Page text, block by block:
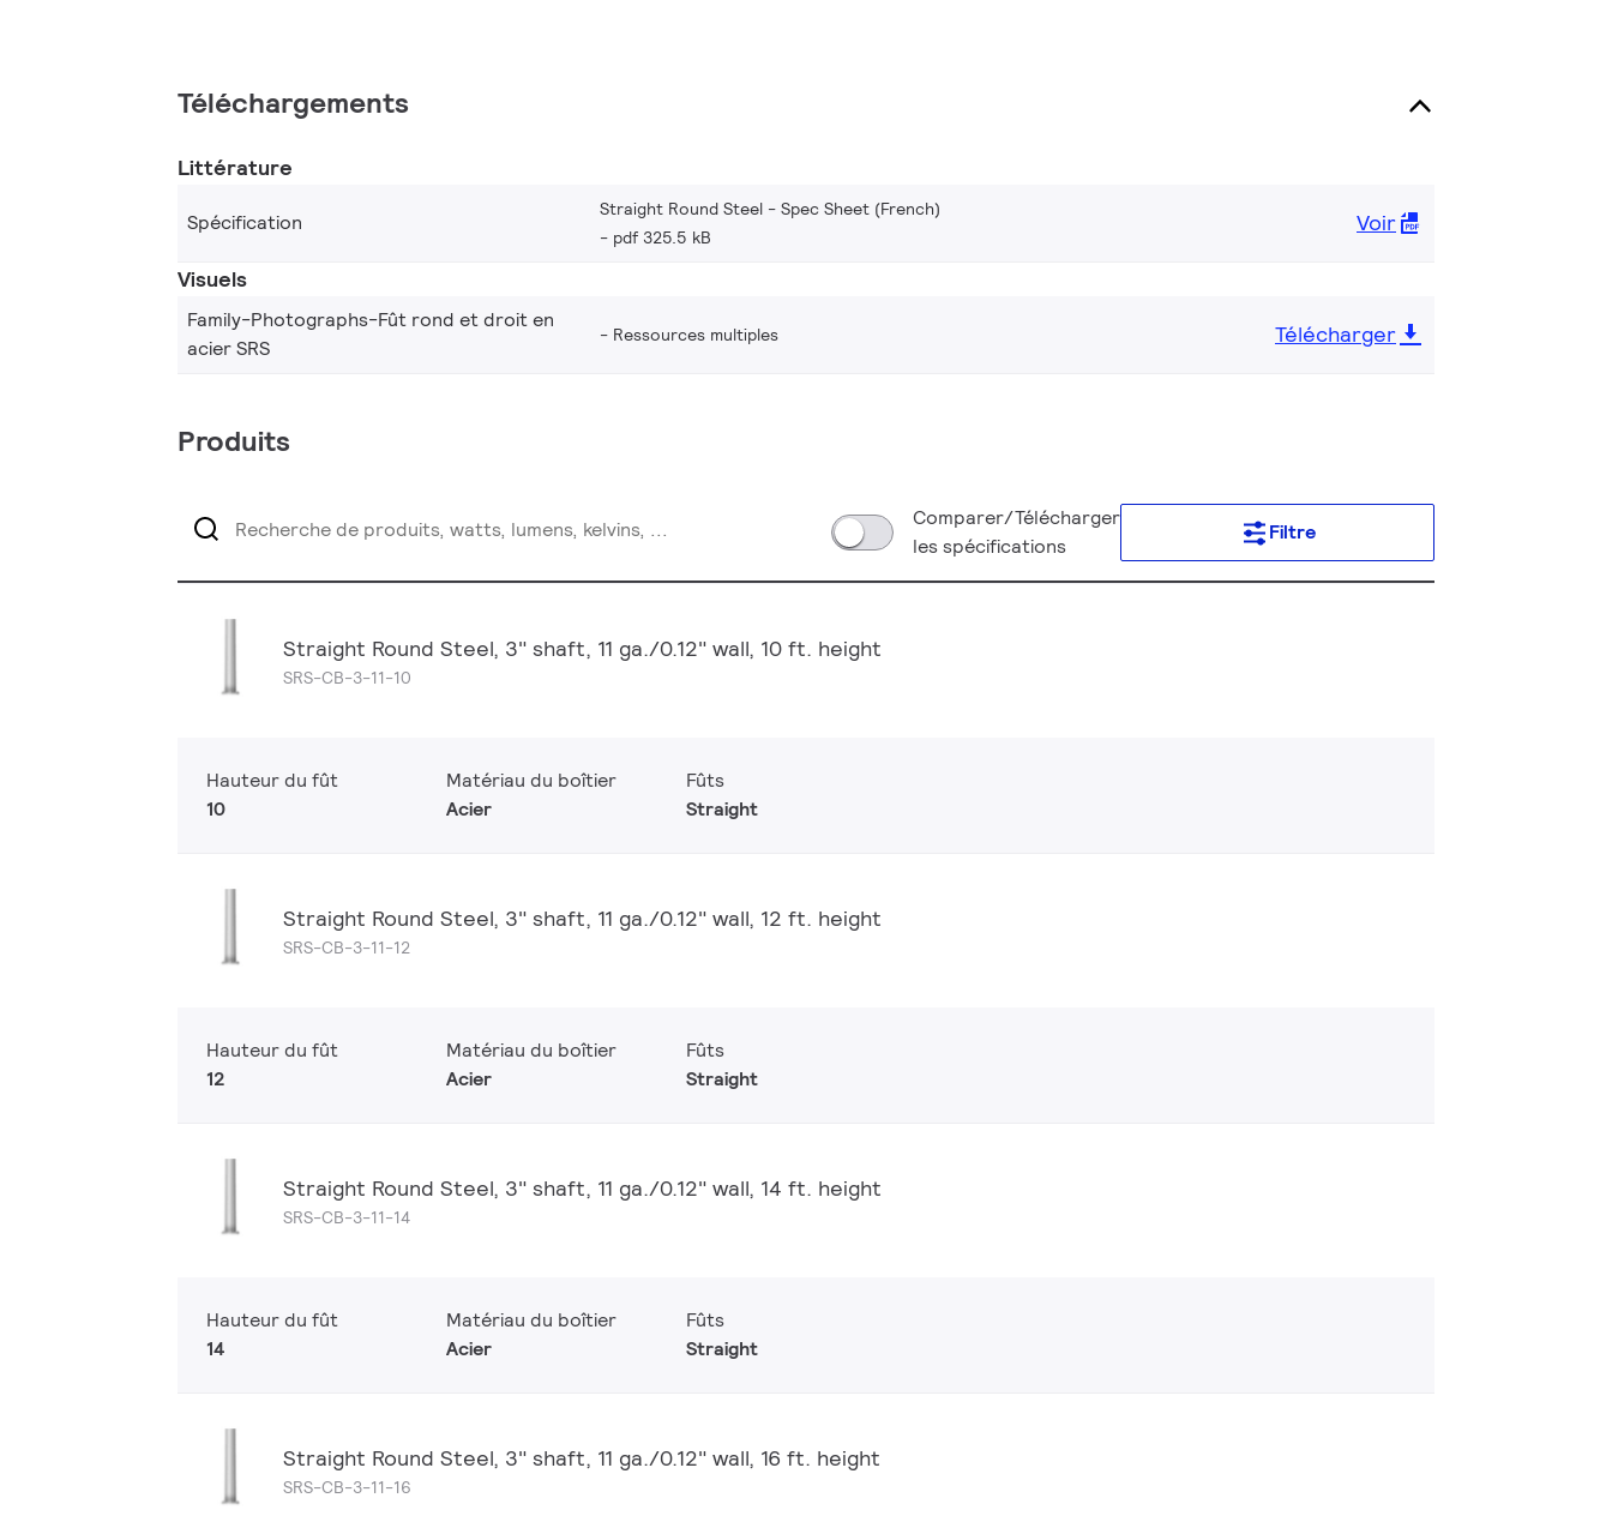
Téléchargements
Littérature
Spécification
Straight Round Steel - Spec Sheet (French)
pdf 325.5 kB
Voir
Visuels
Family-Photographs-Fût rond et droit en
acier SRS
Ressources multiples Télécharger
Produits
Comparer/Télécharger
les spécifications
Filtre
Straight Round Steel, 3" shaft, 11 ga./0.12" wall, 10 ft. height
SRS-CB-3-11-10
Hauteur du fût
10
Matériau du boîtier
Acier
Fûts
Straight
Straight Round Steel, 3" shaft, 11 ga./0.12" wall, 12 ft. height
SRS-CB-3-11-12
Hauteur du fût
12
Matériau du boîtier
Acier
Fûts
Straight
Straight Round Steel, 3" shaft, 11 ga./0.12" wall, 14 ft. height
SRS-CB-3-11-14
Hauteur du fût
14
Matériau du boîtier
Acier
Fûts
Straight
Straight Round Steel, 3" shaft, 11 ga./0.12" wall, 16 ft. height
SRS-CB-3-11-16